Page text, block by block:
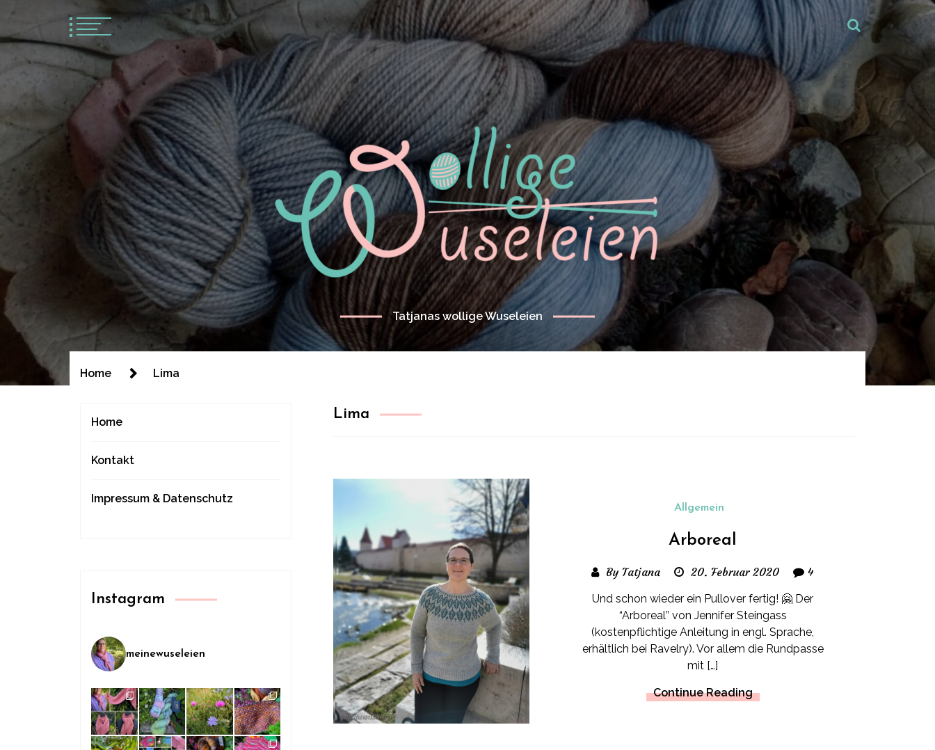
Tatjanas wollige Wuseleien
Home Lima
Lima
Allgemein
Arboreal
By Tatjana 20. Februar 2020 4
Und schon wieder ein Pullover fertig! 🤗 Der
“Arboreal” von Jennifer Steingass
(kostenpflichtige Anleitung in engl. Sprache,
erhältlich bei Ravelry). Vor allem die Rundpasse
mit […]
Continue Reading
Home
Kontakt
Impressum & Datenschutz
Instagram
meinewuseleien